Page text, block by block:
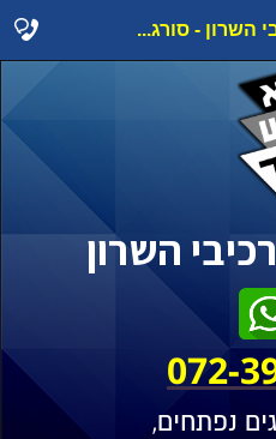
השרון - סורג...
072-
השרון
נפתחים,